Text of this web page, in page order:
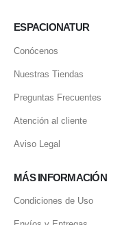
ESPACIONATUR
Conócenos
Nuestras Tiendas
Preguntas Frecuentes
Atención al cliente
Aviso Legal
MÁS INFORMACIÓN
Condiciones de Uso